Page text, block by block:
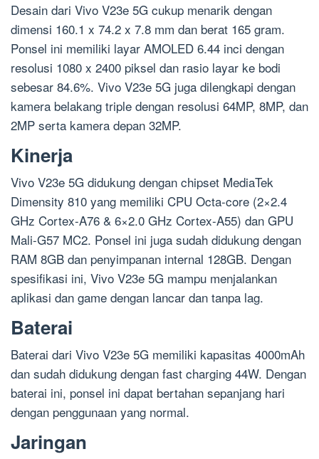
Desain dari Vivo V23e 5G cukup menarik dengan
dimensi 160.1 x 74.2 x 7.8 mm dan berat 165 gram.
Ponsel ini memiliki layar AMOLED 6.44 inci dengan
resolusi 1080 x 2400 piksel dan rasio layar ke bodi
sebesar 84.6%. Vivo V23e 5G juga dilengkapi dengan
kamera belakang triple dengan resolusi 64MP, 8MP, dan
2MP serta kamera depan 32MP.
Kinerja
Vivo V23e 5G didukung dengan chipset MediaTek
Dimensity 810 yang memiliki CPU Octa-core (2×2.4
GHz Cortex-A76 & 6×2.0 GHz Cortex-A55) dan GPU
Mali-G57 MC2. Ponsel ini juga sudah didukung dengan
RAM 8GB dan penyimpanan internal 128GB. Dengan
spesifikasi ini, Vivo V23e 5G mampu menjalankan
aplikasi dan game dengan lancar dan tanpa lag.
Baterai
Baterai dari Vivo V23e 5G memiliki kapasitas 4000mAh
dan sudah didukung dengan fast charging 44W. Dengan
baterai ini, ponsel ini dapat bertahan sepanjang hari
dengan penggunaan yang normal.
Jaringan